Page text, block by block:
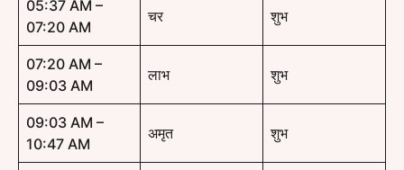
05:37 AM –
07:20 AM
चर शुभ
07:20 AM –
09:03 AM
लाभ शुभ
09:03 AM –
10:47 AM
अमृत शुभ